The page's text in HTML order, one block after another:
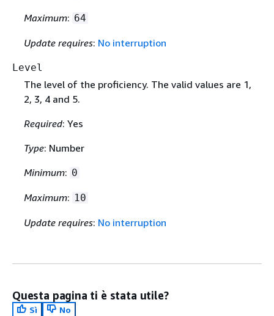
Maximum: 64
Update requires: No interruption
Level
The level of the proficiency. The valid values are 1,
2, 3, 4 and 5.
Required: Yes
Type: Number
Minimum: 0
Maximum: 10
Update requires: No interruption
Questa pagina ti è stata utile?
Sì
No